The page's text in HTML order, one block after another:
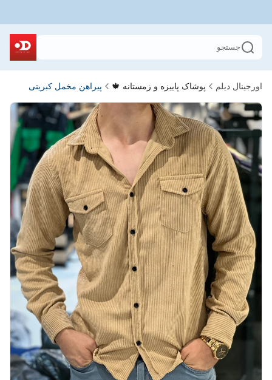
جستجو
اورجینال دیلم پوشاک پاییزه و زمستانه 🍁 پیراهن مخمل کبریتی